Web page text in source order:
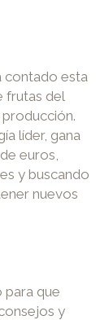
contado esta
frutas del
líder, gana
euros,
y buscando
nuevos
para que
y